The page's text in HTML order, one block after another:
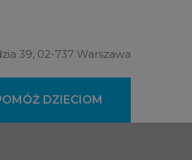
39, 02-737 Warszawa
DZIECIOM